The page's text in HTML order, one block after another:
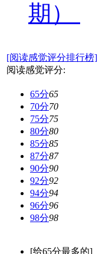
期）
[阅读感觉评分排行榜]
阅读感觉评分:
65分65
70分70
75分75
80分80
85分85
87分87
90分90
92分92
94分94
96分96
98分98
[给65分最多的]